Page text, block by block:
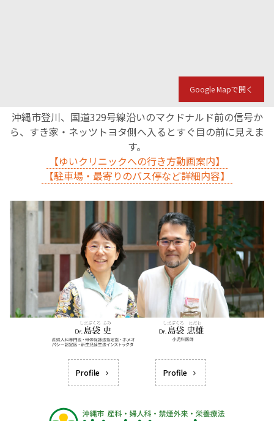
Google Mapで開く
沖縄市登川、国道329号線沿いのマクドナルド前の信号か
ら、すき家・ネッツトヨタ側へ入るとすぐ目の前に見えま
す。
【ゆいクリニックへの行き方動画案内】
【駐車場・最寄りのバス停など詳細内容】
Profile Profile